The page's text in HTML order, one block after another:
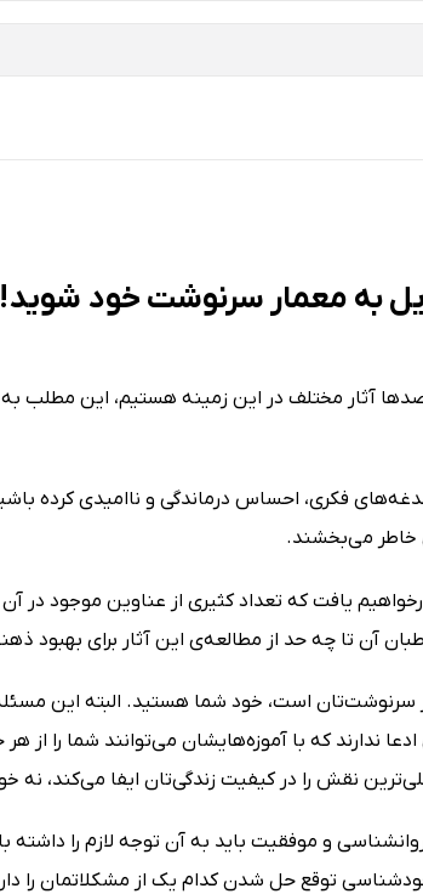
به معمار سرنوشت خود
آثار مختلف در این زمینه هستیم، این مطلب
فکری، احساس درماندگی و ناامیدی کرده
خاطر می‌بخشند.
یافت که تعداد کثیری از عناوین موجود
آن تا چه حد از مطالعه‌ی این آثار برای بهبود
است، خود شما هستید. البته این
ندارند که با آموزه‌هایشان می‌توانند شما را از
نقش را در کیفیت زندگی‌تان ایفا می‌کند، نه
و موفقیت باید به آن توجه لازم را
توقع حل شدن کدام یک از مشکلاتمان را